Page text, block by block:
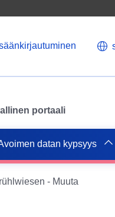
portaali
datan kypsyys
- Muuta